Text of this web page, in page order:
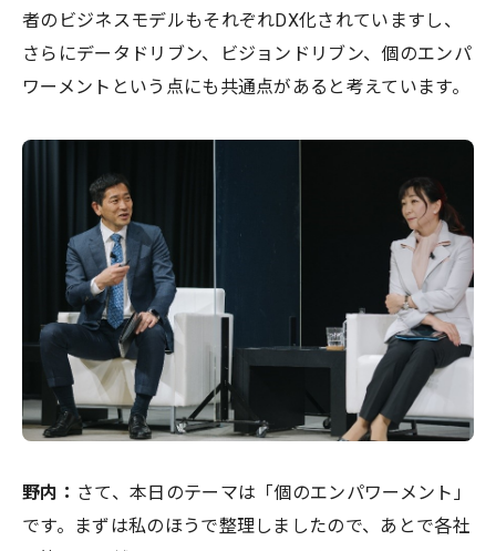
者のビジネスモデルもそれぞれDX化されていますし、
さらにデータドリブン、ビジョンドリブン、個のエンパ
ワーメントという点にも共通点があると考えています。
野内： さて、本日のテーマは「個のエンパワーメント」
です。まずは私のほうで整理しましたので、あとで各社